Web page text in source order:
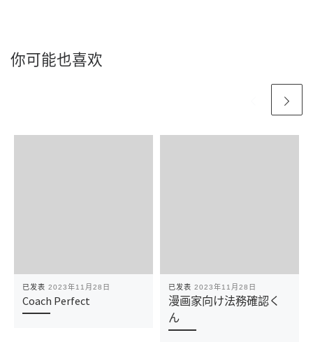
你可能也喜欢
已发表 2023年11月28日
Coach Perfect
已发表 2023年11月28日
漫画家向け法務確認く
ん